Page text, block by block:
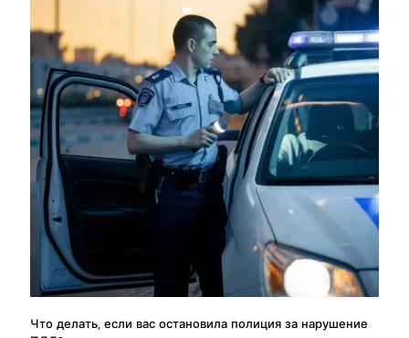
Что делать, если вас остановила полиция за нарушение